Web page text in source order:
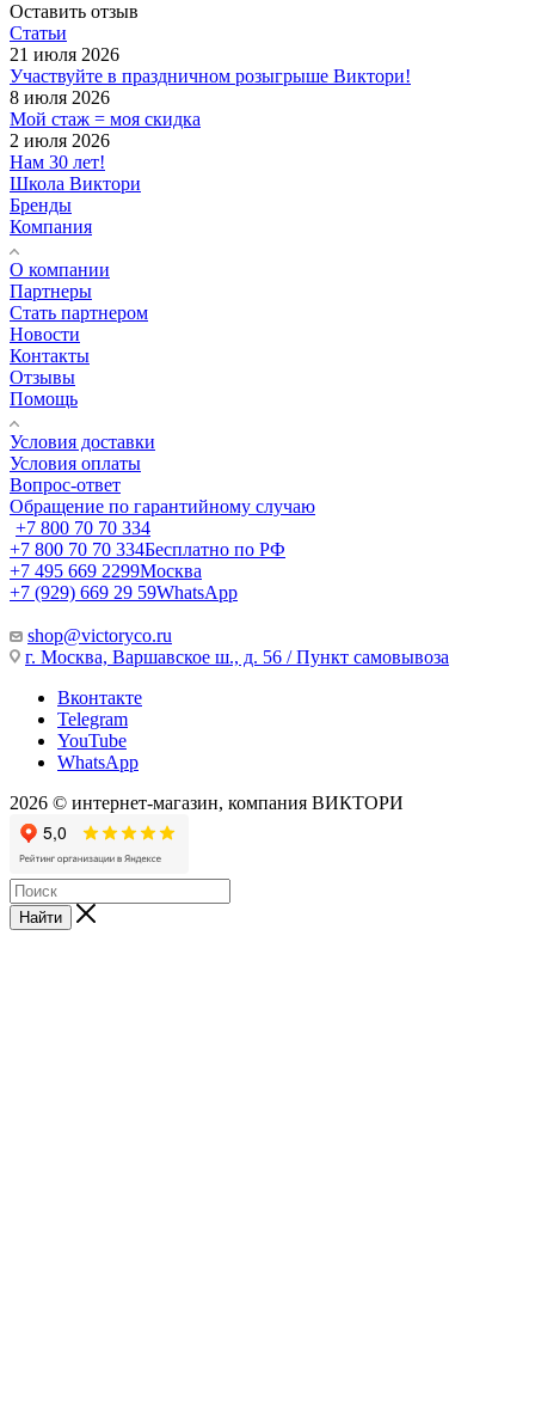
Оставить отзыв
Статьи
21 июля 2026
Участвуйте в праздничном розыгрыше Виктори!
8 июля 2026
Мой стаж = моя скидка
2 июля 2026
Нам 30 лет!
Школа Виктори
Бренды
Компания
О компании
Партнеры
Стать партнером
Новости
Контакты
Отзывы
Помощь
Условия доставки
Условия оплаты
Вопрос-ответ
Обращение по гарантийному случаю
+7 800 70 70 334
+7 800 70 70 334Бесплатно по РФ
+7 495 669 2299Москва
+7 (929) 669 29 59WhatsApp
shop@victoryco.ru
г. Москва, Варшавское ш., д. 56 / Пункт самовывоза
Вконтакте
Telegram
YouTube
WhatsApp
2026 © интернет-магазин, компания ВИКТОРИ
Найти